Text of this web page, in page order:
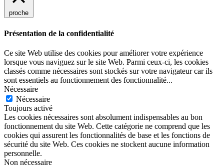
proche
Présentation de la confidentialité
Ce site Web utilise des cookies pour améliorer votre expérience
lorsque vous naviguez sur le site Web. Parmi ceux-ci, les cookies
classés comme nécessaires sont stockés sur votre navigateur car ils
sont essentiels au fonctionnement des fonctionnalité...
Nécessaire
Nécessaire
Toujours activé
Les cookies nécessaires sont absolument indispensables au bon
fonctionnement du site Web. Cette catégorie ne comprend que les
cookies qui assurent les fonctionnalités de base et les fonctions de
sécurité du site Web. Ces cookies ne stockent aucune information
personnelle.
Non nécessaire